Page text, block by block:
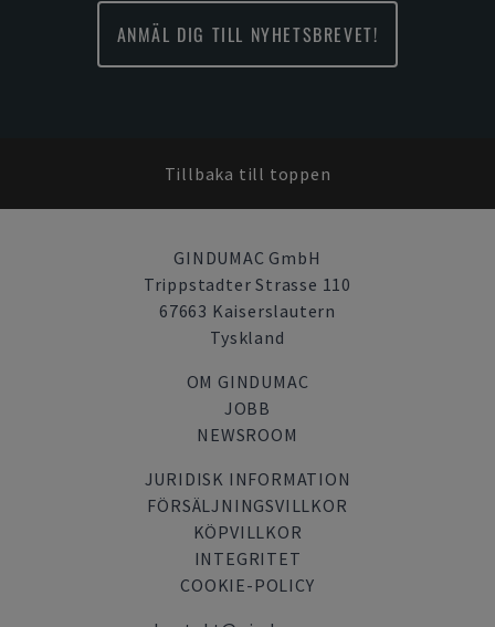
ANMÄL DIG TILL NYHETSBREVET!
Tillbaka till toppen
GINDUMAC GmbH
Trippstadter Strasse 110
67663 Kaiserslautern
Tyskland
OM GINDUMAC
JOBB
NEWSROOM
JURIDISK INFORMATION
FÖRSÄLJNINGSVILLKOR
KÖPVILLKOR
INTEGRITET
COOKIE-POLICY